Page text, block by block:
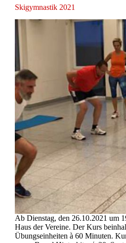
Skigymnastik 2021
Ab Dienstag, den 26.10.2021 um
Haus der Vereine. Der Kurs
Übungseinheiten à 60 Minuten.